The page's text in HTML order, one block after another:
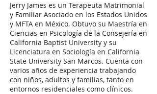
Jerry James es un Terapeuta Matrimonial
y Familiar Asociado en los Estados Unidos
y MFTA en México. Obtuvo su Maestría en
Ciencias en Psicología de la Consejería en
California Baptist University y su
Licenciatura en Sociología en California
State University San Marcos. Cuenta con
varios años de experiencia trabajando
con niños, adultos y familias, tanto en
entornos residenciales como clínicos.